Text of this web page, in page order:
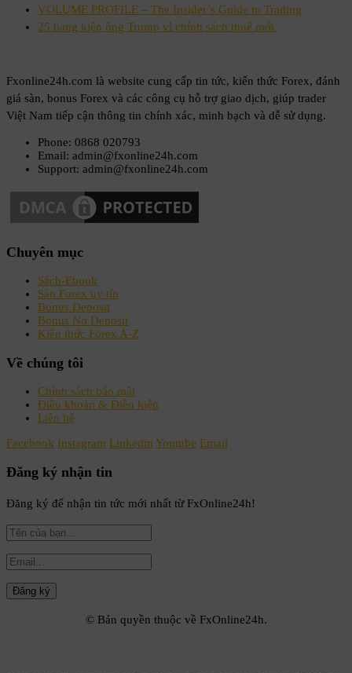
VOLUME PROFILE – The Insider’s Guide to Trading
25 bang kiện ông Trump vì chính sách thuế mới
Fxonline24h.com là website cung cấp tin tức, kiến thức Forex, đánh
giá sàn, bonus Forex và các công cụ hỗ trợ giao dịch, giúp trader
Việt Nam tiếp cận thông tin chính xác, minh bạch và dễ sử dụng.
Phone: 0868 020793
Email: admin@fxonline24h.com
Support: admin@fxonline24h.com
Chuyên mục
Sách-Ebook
Sàn Forex uy tín
Bonus Deposit
Bonus No Deposit
Kiến thức Forex A-Z
Về chúng tôi
Chính sách bảo mật
Điều khoản & Điều kiện
Liên hệ
Facebook Instagram Linkedin Youtube Email
Đăng ký nhận tin
Đăng ký để nhận tin tức mới nhất từ FxOnline24h!
© Bản quyền thuộc về FxOnline24h.